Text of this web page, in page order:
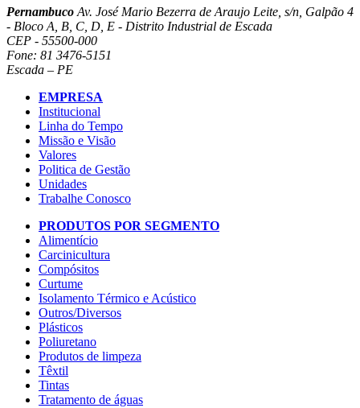
Pernambuco Av. José Mario Bezerra de Araujo Leite, s/n, Galpão 4
- Bloco A, B, C, D, E - Distrito Industrial de Escada
CEP - 55500-000
Fone: 81 3476-5151
Escada – PE
EMPRESA
Institucional
Linha do Tempo
Missão e Visão
Valores
Politica de Gestão
Unidades
Trabalhe Conosco
PRODUTOS POR SEGMENTO
Alimentício
Carcinicultura
Compósitos
Curtume
Isolamento Térmico e Acústico
Outros/Diversos
Plásticos
Poliuretano
Produtos de limpeza
Têxtil
Tintas
Tratamento de águas